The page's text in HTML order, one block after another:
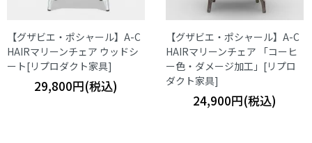
【グザビエ・ポシャール】A-C
HAIRマリーンチェア ウッドシ
ート[リプロダクト家具]
29,800円(税込)
【グザビエ・ポシャール】A-C
HAIRマリーンチェア 「コーヒ
ー色・ダメージ加工」[リプロ
ダクト家具]
24,900円(税込)